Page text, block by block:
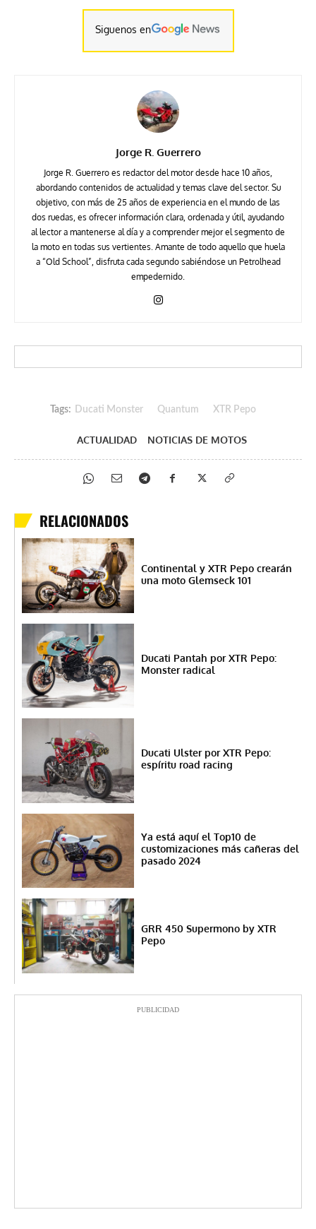
Siguenos en
Jorge R. Guerrero
Jorge R. Guerrero es redactor del motor desde hace 10 años,
abordando contenidos de actualidad y temas clave del sector. Su
objetivo, con más de 25 años de experiencia en el mundo de las
dos ruedas, es ofrecer información clara, ordenada y útil, ayudando
al lector a mantenerse al día y a comprender mejor el segmento de
la moto en todas sus vertientes. Amante de todo aquello que huela
a “Old School”, disfruta cada segundo sabiéndose un Petrolhead
empedernido.
Tags: Ducati Monster Quantum XTR Pepo
ACTUALIDAD NOTICIAS DE MOTOS
RELACIONADOS
Continental y XTR Pepo crearán
una moto Glemseck 101
Ducati Pantah por XTR Pepo:
Monster radical
Ducati Ulster por XTR Pepo:
espíritu road racing
Ya está aquí el Top10 de
customizaciones más cañeras del
pasado 2024
GRR 450 Supermono by XTR
Pepo
PUBLICIDAD